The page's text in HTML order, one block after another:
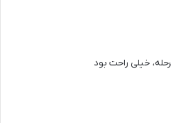
خیلی راحت بود